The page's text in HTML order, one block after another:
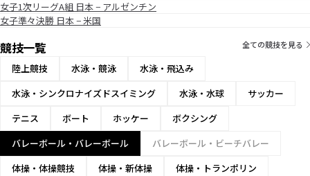
女子1次リーグA組 日本 − アルゼンチン
女子準々決勝 日本 − 米国
競技一覧 全ての競技を見る
陸上競技 水泳・競泳
水泳・飛込み
水泳・シンクロナイズドスイミング
水泳・水球
サッカー
テニス
ボート ホッケー
ボクシング
バレーボール・バレーボール
バレーボール・ビーチバレー
体操・体操競技
体操・新体操
体操・トランポリン